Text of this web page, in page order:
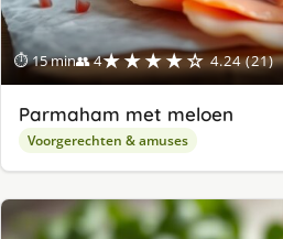
⏱ 15 min👥 4★★★★☆ 4.24 (21)
Parmaham met meloen
Voorgerechten & amuses